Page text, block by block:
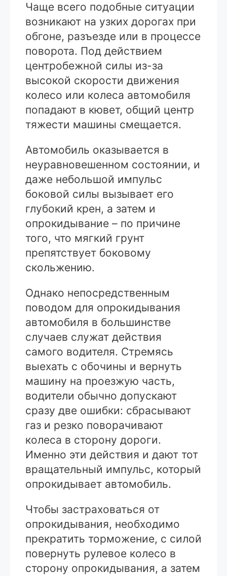
Чаще всего подобные ситуации
возникают на узких дорогах при
обгоне, разъезде или в процессе
поворота. Под действием
центробежной силы из-за
высокой скорости движения
колесо или колеса автомобиля
попадают в кювет, общий центр
тяжести машины смещается.
Автомобиль оказывается в
неуравновешенном состоянии, и
даже небольшой импульс
боковой силы вызывает его
глубокий крен, а затем и
опрокидывание – по причине
того, что мягкий грунт
препятствует боковому
скольжению.
Однако непосредственным
поводом для опрокидывания
автомобиля в большинстве
случаев служат действия
самого водителя. Стремясь
выехать с обочины и вернуть
машину на проезжую часть,
водители обычно допускают
сразу две ошибки: сбрасывают
газ и резко поворачивают
колеса в сторону дороги.
Именно эти действия и дают тот
вращательный импульс, который
опрокидывает автомобиль.
Чтобы застраховаться от
опрокидывания, необходимо
прекратить торможение, с силой
повернуть рулевое колесо в
сторону опрокидывания, а затем